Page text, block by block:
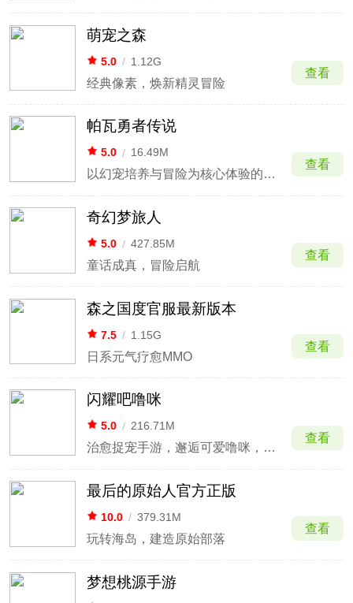
萌宠之森
5.0 / 1.12G
经典像素，焕新精灵冒险
查看
帕瓦勇者传说
5.0 / 16.49M
以幻宠培养与冒险为核心体验的养成手游
查看
奇幻梦旅人
5.0 / 427.85M
童话成真，冒险启航
查看
森之国度官服最新版本
7.5 / 1.15G
日系元气疗愈MMO
查看
闪耀吧噜咪
5.0 / 216.71M
治愈捉宠手游，邂逅可爱噜咪，建造繁华家园
查看
最后的原始人官方正版
10.0 / 379.31M
玩转海岛，建造原始部落
查看
梦想桃源手游